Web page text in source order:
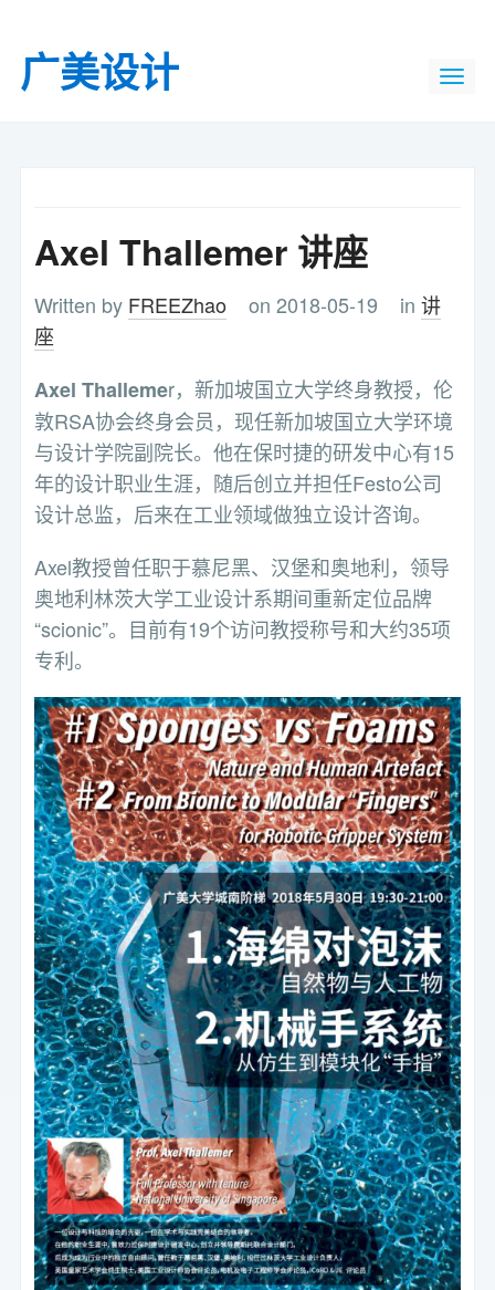
广美设计
Axel Thallemer 讲座
Written by FREEZhao on 2018-05-19 in讲
座
Axel Thallemer，新加坡国立大学终身教授，伦
敦RSA协会终身会员，现任新加坡国立大学环境
与设计学院副院长。他在保时捷的研发中心有15
年的设计职业生涯，随后创立并担任Festo公司
设计总监，后来在工业领域做独立设计咨询。
Axel教授曾任职于慕尼黑、汉堡和奥地利，领导
奥地利林茨大学工业设计系期间重新定位品牌
“scionic”。目前有19个访问教授称号和大约35项
专利。